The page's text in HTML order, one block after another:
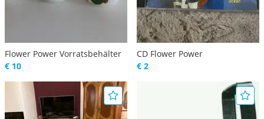
Flower Power Vorratsbehälter
€ 10
CD Flower Power
€ 2